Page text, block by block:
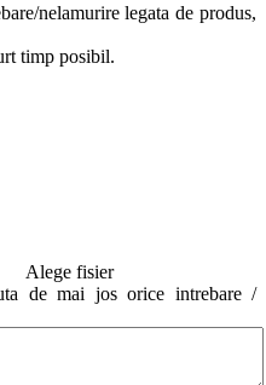
nelamurire legata de produs,
timp posibil.
Alege fisier
de mai jos orice intrebare /